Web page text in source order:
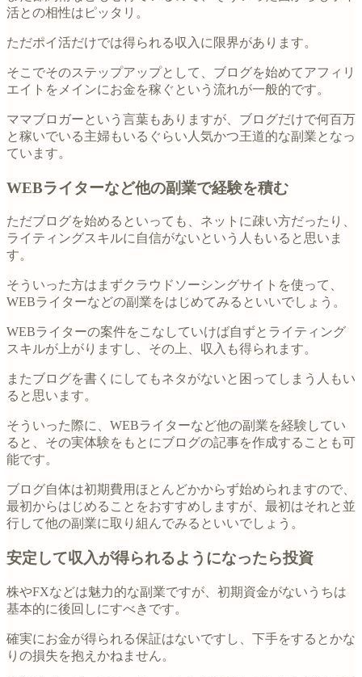
活との相性はピッタリ。
ただポイ活だけでは得られる収入に限界があります。
そこでそのステップアップとして、ブログを始めてアフィリ
エイトをメインにお金を稼ぐという流れが一般的です。
ママブロガーという言葉もありますが、ブログだけで何百万
と稼いでいる主婦もいるぐらい人気かつ王道的な副業となっ
ています。
WEBライターなど他の副業で経験を積む
ただブログを始めるといっても、ネットに疎い方だったり、
ライティングスキルに自信がないという人もいると思いま
す。
そういった方はまずクラウドソーシングサイトを使って、
WEBライターなどの副業をはじめてみるといいでしょう。
WEBライターの案件をこなしていけば自ずとライティング
スキルが上がりますし、その上、収入も得られます。
またブログを書くにしてもネタがないと困ってしまう人もい
ると思います。
そういった際に、WEBライターなど他の副業を経験してい
ると、その実体験をもとにブログの記事を作成することも可
能です。
ブログ自体は初期費用ほとんどかからず始められますので、
最初からはじめることをおすすめしますが、最初はそれと並
行して他の副業に取り組んでみるといいでしょう。
安定して収入が得られるようになったら投資
株やFXなどは魅力的な副業ですが、初期資金がないうちは
基本的に後回しにすべきです。
確実にお金が得られる保証はないですし、下手をするとかな
りの損失を抱えかねません。